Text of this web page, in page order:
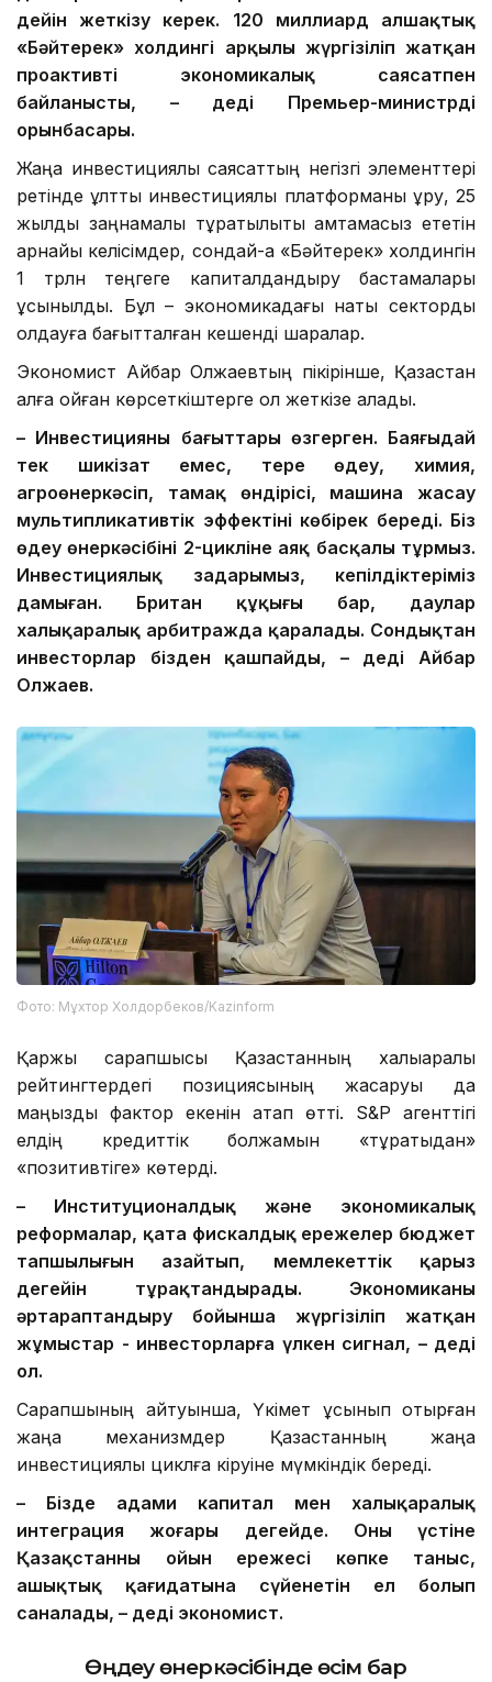
дейін жеткізу керек. 120 миллиард алшақтық
«Бәйтерек» холдингі арқылы жүргізіліп жатқан
проактивті экономикалық саясатпен
байланысты, – деді Премьер-министрдің
орынбасары.
Жаңа инвестициялық саясаттың негізгі элементтері
ретінде ұлттық инвестициялық платформаны құру, 25
жылдық заңнамалық тұрақтылықты қамтамасыз ететін
арнайы келісімдер, сондай-ақ «Бәйтерек» холдингін
1 трлн теңгеге капиталдандыру бастамалары
ұсынылды. Бұл – экономикадағы нақты секторды
қолдауға бағытталған кешенді шаралар.
Экономист Айбар Олжаевтың пікірінше, Қазақстан
алға қойған көрсеткіштерге қол жеткізе алады.
– Инвестицияның бағыттары өзгерген. Баяғыдай
тек шикізат емес, терең өңдеу, химия,
агроөнеркәсіп, тамақ өндірісі, машина жасау
мультипликативтік эффектіні көбірек береді. Біз
өңдеу өнеркәсібінің 2-цикліне аяқ басқалы тұрмыз.
Инвестициялық заңдарымыз, кепілдіктеріміз
дамыған. Британ құқығы бар, даулар
халықаралық арбитражда қаралады. Сондықтан
инвесторлар бізден қашпайды, – деді Айбар
Олжаев.
Фото: Мұхтор Холдорбеков/Kazinform
Қаржы сарапшысы Қазақстанның халықаралық
рейтингтердегі позициясының жақсаруы да
маңызды фактор екенін атап өтті. S&P агенттігі
елдің кредиттік болжамын «тұрақтыдан»
«позитивтіге» көтерді.
– Институционалдық және экономикалық
реформалар, қатаң фискалдық ережелер бюджет
тапшылығын азайтып, мемлекеттік қарыз
деңгейін тұрақтандырады. Экономиканы
әртараптандыру бойынша жүргізіліп жатқан
жұмыстар - инвесторларға үлкен сигнал, – деді
ол.
Сарапшының айтуынша, Үкімет ұсынып отырған
жаңа механизмдер Қазақстанның жаңа
инвестициялық циклға кіруіне мүмкіндік береді.
– Бізде адами капитал мен халықаралық
интеграция жоғары деңгейде. Оның үстіне
Қазақстанның ойын ережесі көпке таныс,
ашықтық қағидатына сүйенетін ел болып
саналады, – деді экономист.
Өңдеу өнеркәсібінде өсім бар